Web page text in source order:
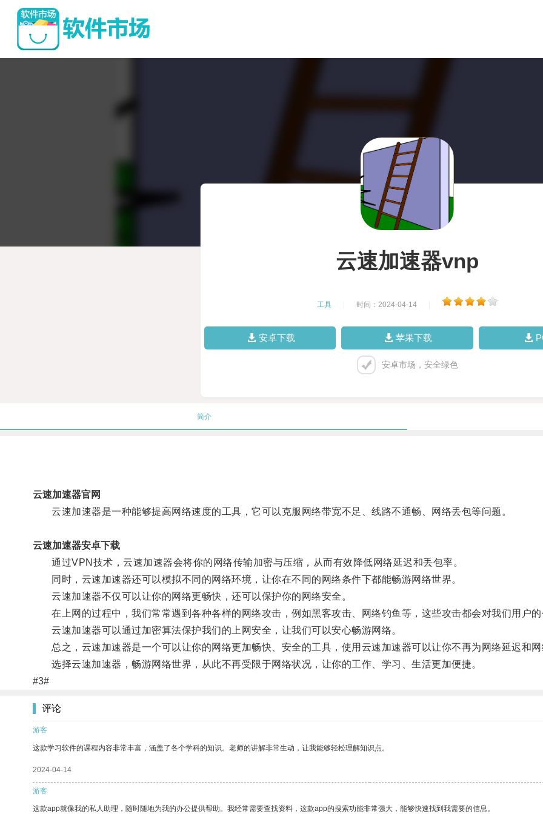
云速加速器vnp
工具 时间：2024-04-14
安卓下载 苹果下载
安卓市场，安全绿色
简介
云速加速器官网
云速加速器是一种能够提高网络速度的工具，它可以克服网络带宽不足、线路不通畅、网络丢包等问题。
云速加速器安卓下载
通过VPN技术，云速加速器会将你的网络传输加密与压缩，从而有效降低网络延迟和丢包率。
同时，云速加速器还可以模拟不同的网络环境，让你在不同的网络条件下都能畅游网络世界。
云速加速器不仅可以让你的网络更畅快，还可以保护你的网络安全。
在上网的过程中，我们常常遇到各种各样的网络攻击，例如黑客攻击、网络钓鱼等，这些攻击都会对我们用户的
云速加速器可以通过加密算法保护我们的上网安全，让我们可以安心畅游网络。
总之，云速加速器是一个可以让你的网络更加畅快、安全的工具，使用云速加速器可以让你不再为网络延迟和网
选择云速加速器，畅游网络世界，从此不再受限于网络状况，让你的工作、学习、生活更加便捷。
#3#
评论
游客
这款学习软件的课程内容非常丰富，涵盖了各个学科的知识。老师的讲解非常生动，让我能够轻松理解知识点。
2024-04-14
游客
这款app就像我的私人助理，随时随地为我的办公提供帮助。我经常需要查找资料，这款app的搜索功能非常强大，能够快速找到我需要的信息。